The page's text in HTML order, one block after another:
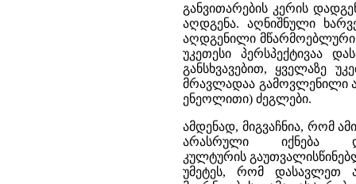
განვითარების კერის
აღდგენა. აღნიშნული
აღდგენილი მწარმოებლური
უკეთესი პერსპექტივაა
განსხვავებით, ყველაზე
მრავლადაა გამოვლენილი
ენეოლითი) ძეგლები.
ამდენად, მიგვაჩნია, რომ
არასრული იქნება
კულტურის
უმეტეს, რომ დასავლეთ